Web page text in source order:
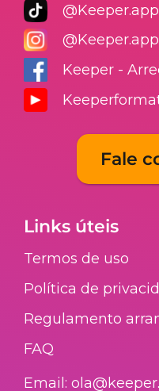
@Keeper.app
@Keeper.app
Keeper -
Fale
Links úteis
Termos de uso
Política de
Regulamento
FAQ​
Email: